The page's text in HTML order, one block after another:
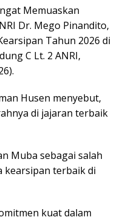
Memuaskan
Dr. Mego Pinandito,
Tahun 2026 di
C Lt. 2 ANRI,
Husen menyebut,
di jajaran terbaik
Muba sebagai salah
kearsipan terbaik di
kuat dalam